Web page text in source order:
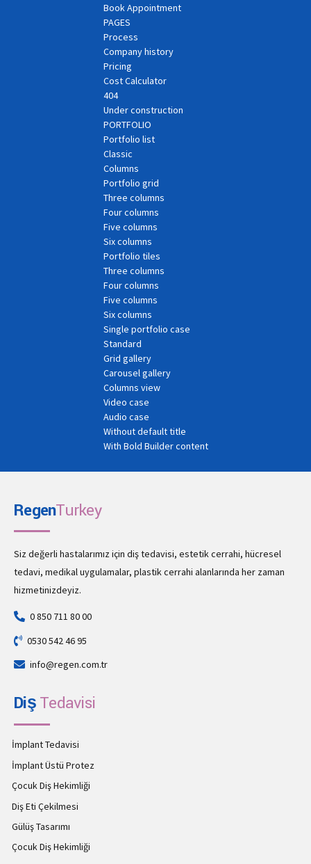
Book Appointment
PAGES
Process
Company history
Pricing
Cost Calculator
404
Under construction
PORTFOLIO
Portfolio list
Classic
Columns
Portfolio grid
Three columns
Four columns
Five columns
Six columns
Portfolio tiles
Three columns
Four columns
Five columns
Six columns
Single portfolio case
Standard
Grid gallery
Carousel gallery
Columns view
Video case
Audio case
Without default title
With Bold Builder content
RegenTurkey
Siz değerli hastalarımız için diş tedavisi, estetik cerrahi, hücresel
tedavi, medikal uygulamalar, plastik cerrahi alanlarında her zaman
hizmetinizdeyiz.
0 850 711 80 00
0530 542 46 95
info@regen.com.tr
DişTedavisi
İmplant Tedavisi
İmplant Üstü Protez
Çocuk Diş Hekimliği
Diş Eti Çekilmesi
Gülüş Tasarımı
Çocuk Diş Hekimliği